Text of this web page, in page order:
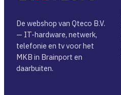
De webshop van Qteco B.V.
— IT-hardware, netwerk,
telefonie en tv voor het
MKB in Brainport en
daarbuiten.